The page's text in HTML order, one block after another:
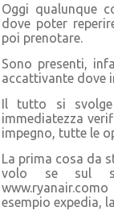
Oggi qualunque
dove poter
poi prenotare.
Sono presenti,
accattivante dove
Il tutto si
immediatezza
impegno, tutte le
La prima cosa da
volo se sul
esempio expedia,